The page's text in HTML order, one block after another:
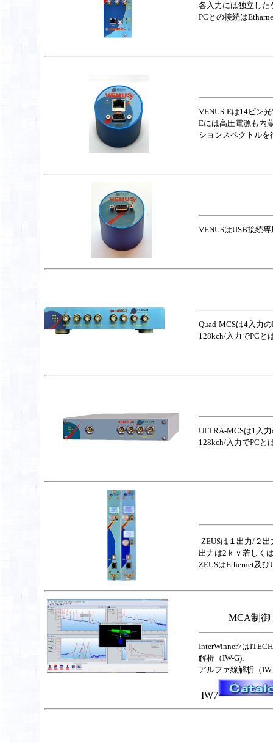
各入力には独立した
PCとの接続は
VENUS-Eは14ピン
Eには高圧電源も内
ションスペクトル
VENUSはUSB接続
Quad-MCSは4入力
128kch/入力でPCと
ULTRA-MCSは1入
128kch/入力でPCと
ZEUSは１出力/２
出力は2ｋｖ若しく
ZEUSはEthernet及
MCA制御
InterWinner7は
解析（IW-G)、
アルファ線解析（
IW7